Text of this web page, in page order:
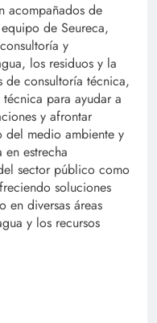
acompañados de
de Seureca,
y
los residuos y la
de consultoría técnica,
para ayudar a
y afrontar
del medio ambiente y
estrecha
sector público como
soluciones
en diversas áreas
y los recursos